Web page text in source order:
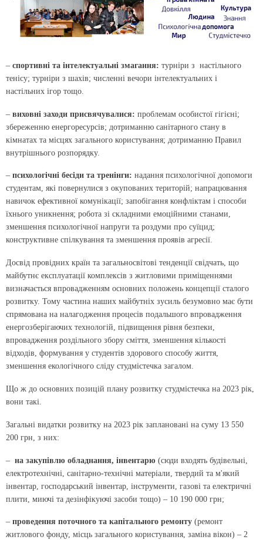
– спортивні та інтелектуальні змагання: турніри з настільного
тенісу; турніри з шахів; численні вечори інтелектуальних і
настільних ігор тощо.
– виховні заходи присвячувалися: проблемам особистої гігієні;
збереженню енергоресурсів; дотриманню санітарного стану в
кімнатах та місцях загального користування; дотриманню Правил
внутрішнього розпорядку.
– психологічні бесіди та тренінги: надання психологічної допомоги
студентам, які повернулися з окупованих територій; напрацювання
навичок ефективної комунікації; запобігання конфліктам і способи
їхнього уникнення; робота зі складними емоційними станами,
зменшення психологічної напруги та роздуми про суїцид;
конструктивне спілкування та зменшення проявів агресії.
Досвід провідних країн та загальносвітові тенденції свідчать, що
майбутнє експлуатації комплексів з житловими приміщеннями
визначається впровадженням основних положень концепції сталого
розвитку. Тому частина наших майбутніх зусиль безумовно має бути
спрямована на налагодження процесів подальшого впровадження
енергозберігаючих технологій, підвищення рівня безпеки,
впровадження роздільного збору сміття, зменшення кількості
відходів, формування у студентів здорового способу життя,
зменшення екологічного сліду студмістечка загалом.
Що ж до основних позицій плану розвитку студмістечка на 2023 рік,
вони такі.
Загальні видатки розвитку на 2023 рік заплановані на суму 13 550
200 грн, з них:
– на закупівлю обладнання, інвентарю (сюди входять будівельні,
електротехнічні, санітарно-технічні матеріали, твердий та м'який
інвентар, господарський інвентар, інструменти, газові та електричні
плити, миючі та дезінфікуючі засоби тощо) – 10 190 000 грн;
– проведення поточного та капітального ремонту (ремонт
житлового фонду, місць загального користування, заміна вікон) – 2